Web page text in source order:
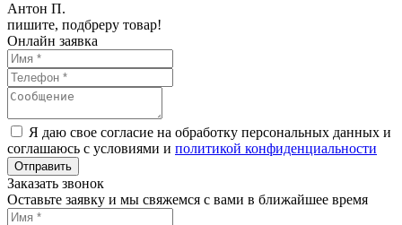
Антон П.
пишите, подбреру товар!
Онлайн заявка
Я даю свое согласие на обработку персональных данных и
соглашаюсь с условиями и политикой конфиденциальности
Заказать звонок
Оставьте заявку и мы свяжемся с вами в ближайшее время